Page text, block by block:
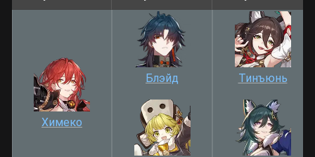
Химеко
Блэйд Тинъюнь